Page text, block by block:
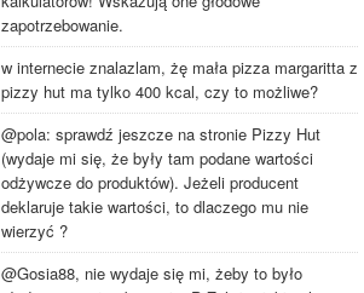
zapotrzebowanie.
w internecie znalazlam, żę mała pizza margaritta z
pizzy hut ma tylko 400 kcal, czy to możliwe?
@pola: sprawdź jeszcze na stronie Pizzy Hut
(wydaje mi się, że były tam podane wartości
odżywcze do produktów). Jeżeli producent
deklaruje takie wartości, to dlaczego mu nie
wierzyć ?
@Gosia88, nie wydaje się mi, żeby to było